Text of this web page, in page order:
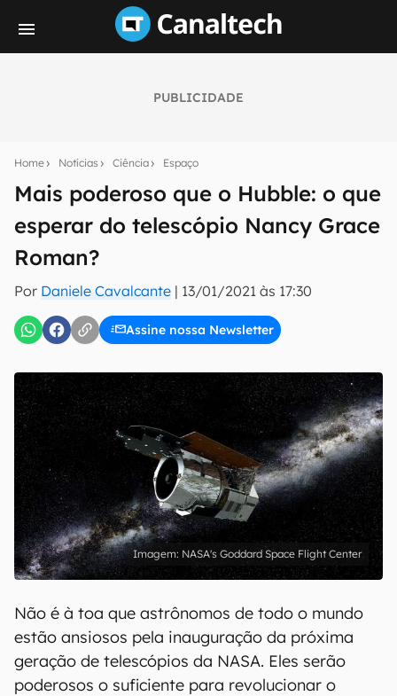
PUBLICIDADE
Home Notícias Ciência Espaço
Mais poderoso que o Hubble: o que
esperar do telescópio Nancy Grace
Roman?
Por Daniele Cavalcante | 13/01/2021 às 17:30
Assine nossa Newsletter
notícias e reviews sobre tecnologia em primeira
mão.
E-mail
inscreva-se
Uso e Política de Privacidade do Canaltech.
NASA's Goddard Space Flight Center
Não é à toa que astrônomos de todo o mundo
estão ansiosos pela inauguração da próxima
geração de telescópios da NASA. Eles serão
poderosos o suficiente para revolucionar o